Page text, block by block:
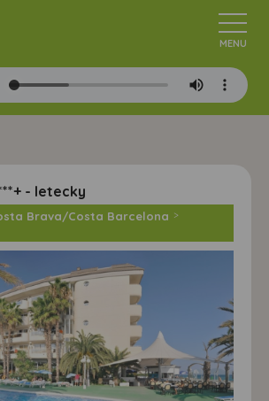
- letecky
Brava/Costa Barcelona >